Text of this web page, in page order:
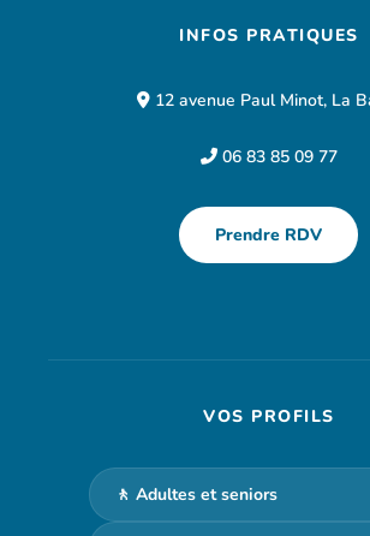
INFOS PRATIQUES
12 avenue Paul Minot, La
06 83 85 09 77
Prendre RDV
VOS PROFILS
🚶 Adultes et seniors